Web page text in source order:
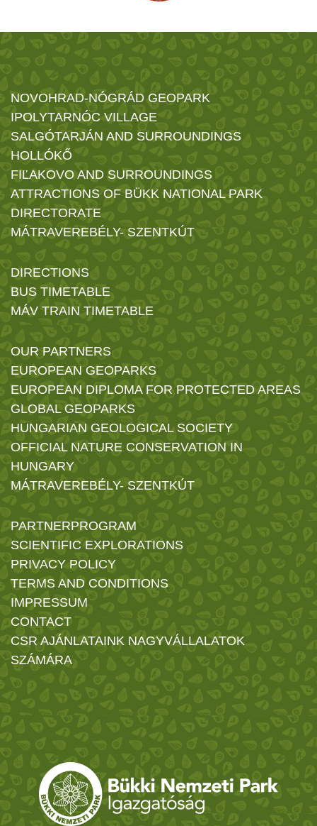
NOVOHRAD-NÓGRÁD GEOPARK
IPOLYTARNÓC VILLAGE
SALGÓTARJÁN AND SURROUNDINGS
HOLLÓKŐ
FIĽAKOVO AND SURROUNDINGS
ATTRACTIONS OF BÜKK NATIONAL PARK
DIRECTORATE
MÁTRAVEREBÉLY- SZENTKÚT
DIRECTIONS
BUS TIMETABLE
MÁV TRAIN TIMETABLE
OUR PARTNERS
EUROPEAN GEOPARKS
EUROPEAN DIPLOMA FOR PROTECTED AREAS
GLOBAL GEOPARKS
HUNGARIAN GEOLOGICAL SOCIETY
OFFICIAL NATURE CONSERVATION IN
HUNGARY
MÁTRAVEREBÉLY- SZENTKÚT
PARTNERPROGRAM
SCIENTIFIC EXPLORATIONS
PRIVACY POLICY
TERMS AND CONDITIONS
IMPRESSUM
CONTACT
CSR AJÁNLATAINK NAGYVÁLLALATOK
SZÁMÁRA